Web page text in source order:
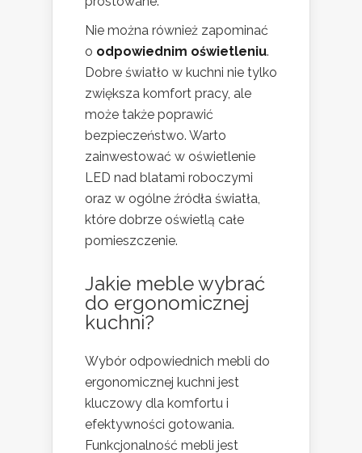
Nie można również zapominać
o odpowiednim oświetleniu.
Dobre światło w kuchni nie tylko
zwiększa komfort pracy, ale
może także poprawić
bezpieczeństwo. Warto
zainwestować w oświetlenie
LED nad blatami roboczymi
oraz w ogólne źródła światła,
które dobrze oświetlą całe
pomieszczenie.
Jakie meble wybrać
do ergonomicznej
kuchni?
Wybór odpowiednich mebli do
ergonomicznej kuchni jest
kluczowy dla komfortu i
efektywności gotowania.
Funkcjonalność mebli jest